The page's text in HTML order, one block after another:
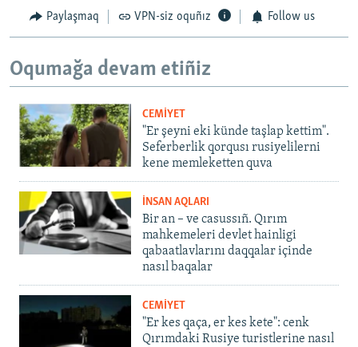
Paylaşmaq VPN-siz oquñız Follow us
Oqumağa devam etiñiz
CEMİYET
"Er şeyni eki künde taşlap kettim".
Seferberlik qorqusı rusiyelilerni
kene memleketten quva
İNSAN AQLARI
Bir an – ve casussıñ. Qırım
mahkemeleri devlet hainligi
qabaatlavlarını daqqalar içinde
nasıl baqalar
CEMİYET
"Er kes qaça, er kes kete": cenk
Qırımdaki Rusiye turistlerine nasıl